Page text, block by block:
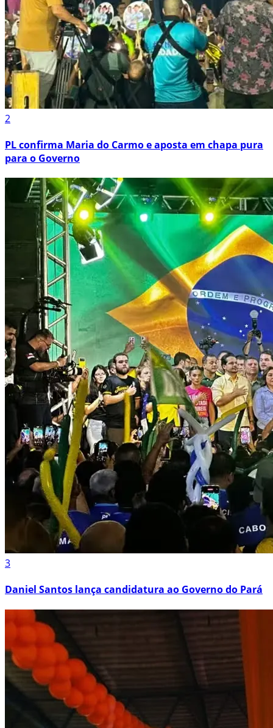
2
PL confirma Maria do Carmo e aposta em chapa pura
para o Governo
3
Daniel Santos lança candidatura ao Governo do Pará